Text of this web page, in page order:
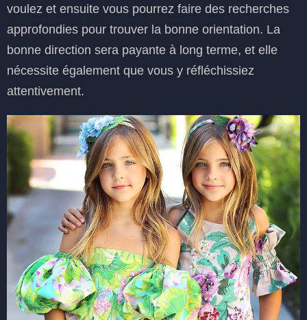
voulez et ensuite vous pourrez faire des recherches
approfondies pour trouver la bonne orientation. La
bonne direction sera payante à long terme, et elle
nécessite également que vous y réfléchissiez
attentivement.